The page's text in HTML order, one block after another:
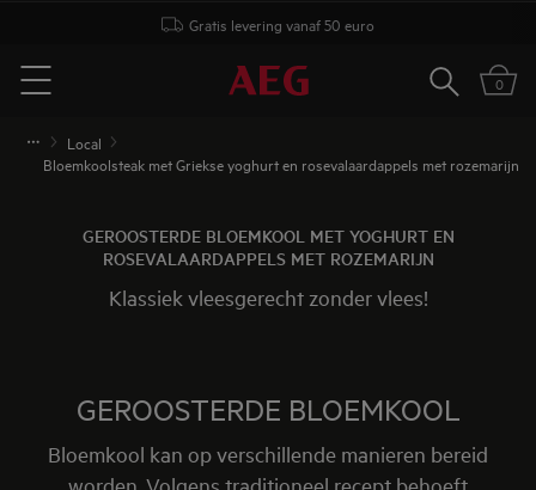
Gratis levering vanaf 50 euro
Menu
Zoeken0
Local
Bloemkoolsteak met Griekse yoghurt en rosevalaardappels met rozemarijn
GEROOSTERDE BLOEMKOOL MET YOGHURT EN
ROSEVALAARDAPPELS MET ROZEMARIJN
Klassiek vleesgerecht zonder vlees!
GEROOSTERDE BLOEMKOOL
Bloemkool kan op verschillende manieren bereid